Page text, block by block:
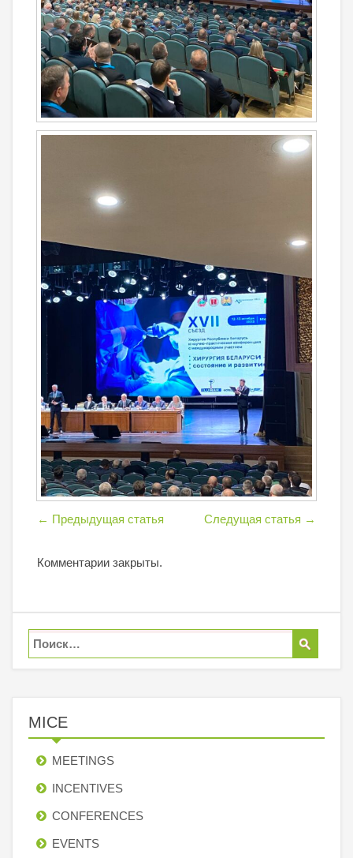
← Предыдущая статья Следущая статья →
Комментарии закрыты.
MICE
MEETINGS
INCENTIVES
СONFERENCES
EVENTS